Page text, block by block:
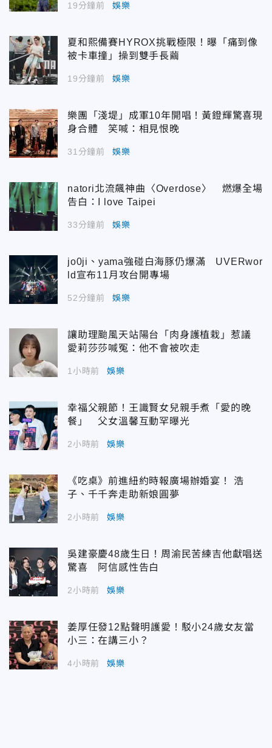
19分鐘前 娛樂
夏和熙備賽HYROX挑戰極限！曝「痛到像
被卡車撞」操到雙手長繭
19分鐘前 娛樂
樂團「淺堤」成軍10年開唱！黃鐙輝驚喜現
身合體 笑喊：相見恨晚
31分鐘前 娛樂
natori北流飆神曲〈Overdose〉 燃爆全場
告白：I love Taipei
33分鐘前 娛樂
jo0ji、yama強碰白海豚仍爆滿 UVERwor
ld宣布11月攻台開專場
52分鐘前 娛樂
讓助理颱風天站陽台「肉身護植栽」惹議
愛莉莎莎喊冤：他不會被吹走
1小時前 娛樂
幸福父親節！王識賢女兒親手煮「愛的晚
餐」 父女溫馨互動罕曝光
2小時前 娛樂
《吃桌》前進紐約時報廣場辦婚宴！ 浩
子、千千奔走助新娘圓夢
2小時前 娛樂
吳建豪慶48歲生日！周渝民苦練吉他獻唱送
驚喜 阿信感性告白
2小時前 娛樂
姜厚任發12點聲明護愛！駁小24歲女友當
小三：在講三小？
4小時前 娛樂